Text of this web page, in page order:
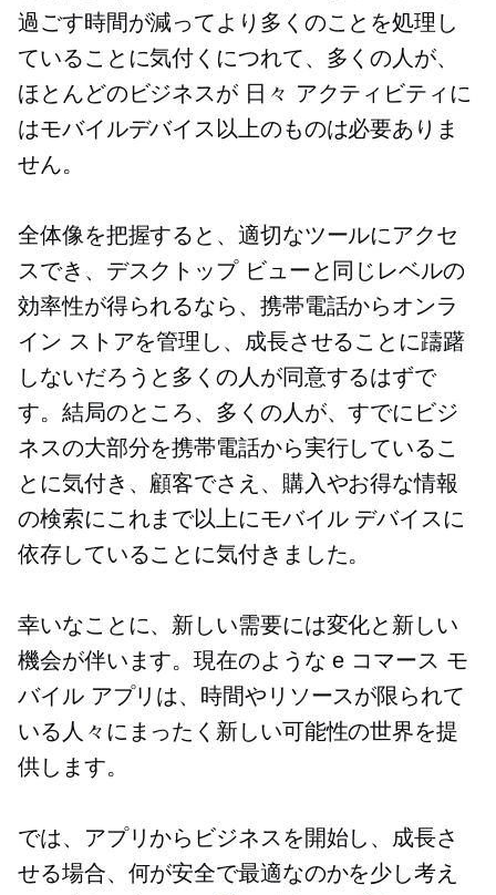
過ごす時間が減ってより多くのことを処理し
ていることに気付くにつれて、多くの人が、
ほとんどのビジネスが 日々 アクティビティに
はモバイルデバイス以上のものは必要ありま
せん。
全体像を把握すると、適切なツールにアクセ
スでき、デスクトップ ビューと同じレベルの
効率性が得られるなら、携帯電話からオンラ
イン ストアを管理し、成長させることに躊躇
しないだろうと多くの人が同意するはずで
す。結局のところ、多くの人が、すでにビジ
ネスの大部分を携帯電話から実行しているこ
とに気付き、顧客でさえ、購入やお得な情報
の検索にこれまで以上にモバイル デバイスに
依存していることに気付きました。
幸いなことに、新しい需要には変化と新しい
機会が伴います。現在のような e コマース モ
バイル アプリは、時間やリソースが限られて
いる人々にまったく新しい可能性の世界を提
供します。
では、アプリからビジネスを開始し、成長さ
せる場合、何が安全で最適なのかを少し考え